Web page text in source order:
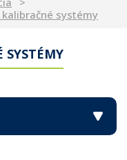
systémy